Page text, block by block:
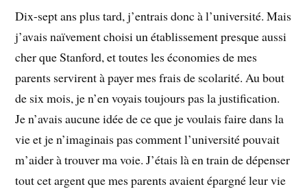
Dix-sept ans plus tard, j’entrais donc à l’université. Mais
j’avais naïvement choisi un établissement presque aussi
cher que Stanford, et toutes les économies de mes
parents servirent à payer mes frais de scolarité. Au bout
de six mois, je n’en voyais toujours pas la justification.
Je n’avais aucune idée de ce que je voulais faire dans la
vie et je n’imaginais pas comment l’université pouvait
m’aider à trouver ma voie. J’étais là en train de dépenser
tout cet argent que mes parents avaient épargné leur vie